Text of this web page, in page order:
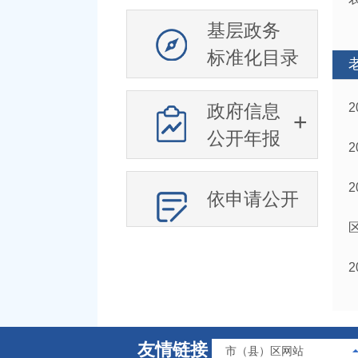
基层政务
标准化目录
政府信息
公开年报
依申请公开
友情链接 市（县）区网站